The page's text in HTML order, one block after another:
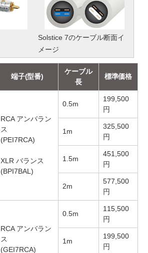
Solstice 7のケーブル断面イ
メージ
端子(型番)
ケーブル
長
標準価格
RCA アンバラン
ス
(PEI7RCA)
XLR バランス
(BPI7BAL)
0.5m
199,500
円
1m
325,500
円
1.5m
451,500
円
2m
577,500
円
RCA アンバラン
ス
(GEI7RCA)
0.5m
115,500
円
1m
199,500
円